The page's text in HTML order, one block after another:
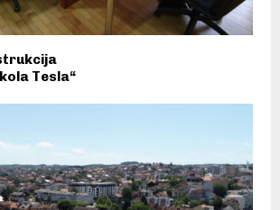
Tesla“